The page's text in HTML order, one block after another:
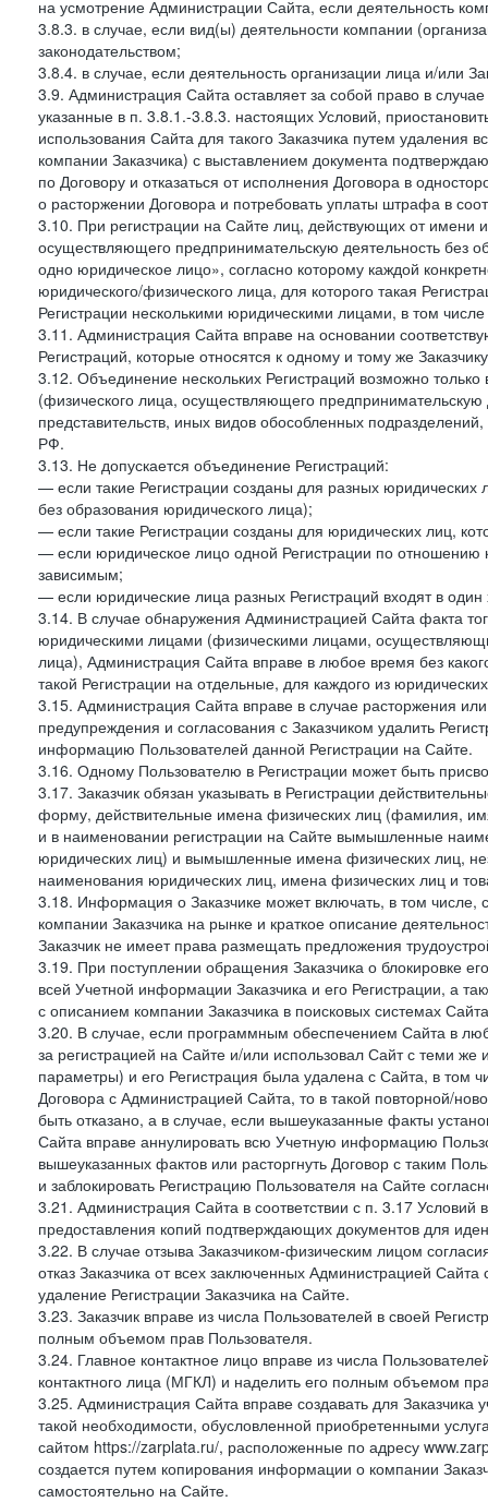
на усмотрение Администрации Сайта, если деятельность
3.8.3. в случае, если вид(ы) деятельности компании
законодательством;
3.8.4. в случае, если деятельность организации лица и/или
3.9. Администрация Сайта оставляет за собой право в
указанные в п. 3.8.1.-3.8.3. настоящих Условий,
использования Сайта для такого Заказчика путем
компании Заказчика) с выставлением документа
по Договору и отказаться от исполнения Договора в
о расторжении Договора и потребовать уплаты штрафа в
3.10. При регистрации на Сайте лиц, действующих от имени
осуществляющего предпринимательскую деятельность без
одно юридическое лицо», согласно которому каждой
юридического/физического лица, для которого такая
Регистрации несколькими юридическими лицами, в том
3.11. Администрация Сайта вправе на основании
Регистраций, которые относятся к одному и тому же
3.12. Объединение нескольких Регистраций возможно
(физического лица, осуществляющего
представительств, иных видов обособленных
РФ.
3.13. Не допускается объединение Регистраций:
— если такие Регистрации созданы для разных
без образования юридического лица);
— если такие Регистрации созданы для юридических лиц,
— если юридическое лицо одной Регистрации по отношению
зависимым;
— если юридические лица разных Регистраций входят в
3.14. В случае обнаружения Администрацией Сайта факта
юридическими лицами (физическими лицами,
лица), Администрация Сайта вправе в любое время без
такой Регистрации на отдельные, для каждого из
3.15. Администрация Сайта вправе в случае расторжения
предупреждения и согласования с Заказчиком удалить
информацию Пользователей данной Регистрации на Сайте.
3.16. Одному Пользователю в Регистрации может быть
3.17. Заказчик обязан указывать в Регистрации
форму, действительные имена физических лиц (фамилия,
и в наименовании регистрации на Сайте вымышленные
юридических лиц) и вымышленные имена физических лиц,
наименования юридических лиц, имена физических лиц и
3.18. Информация о Заказчике может включать, в том
компании Заказчика на рынке и краткое описание
Заказчик не имеет права размещать предложения
3.19. При поступлении обращения Заказчика о блокировке
всей Учетной информации Заказчика и его Регистрации, а
с описанием компании Заказчика в поисковых системах
3.20. В случае, если программным обеспечением Сайта в
за регистрацией на Сайте и/или использовал Сайт с теми
параметры) и его Регистрация была удалена с Сайта, в том
Договора с Администрацией Сайта, то в такой повторной/
быть отказано, а в случае, если вышеуказанные факты
Сайта вправе аннулировать всю Учетную информацию
вышеуказанных фактов или расторгнуть Договор с таким
и заблокировать Регистрацию Пользователя на Сайте
3.21. Администрация Сайта в соответствии с п. 3.17 Условий
предоставления копий подтверждающих документов для
3.22. В случае отзыва Заказчиком-физическим лицом
отказ Заказчика от всех заключенных Администрацией
удаление Регистрации Заказчика на Сайте.
3.23. Заказчик вправе из числа Пользователей в своей
полным объемом прав Пользователя.
3.24. Главное контактное лицо вправе из числа
контактного лица (МГКЛ) и наделить его полным объемом
3.25. Администрация Сайта вправе создавать для
такой необходимости, обусловленной приобретенными
сайтом https://zarplata.ru/, расположенные по адресу
создается путем копирования информации о компании
самостоятельно на Сайте.